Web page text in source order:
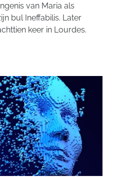
van Maria als
bul Ineffabilis. Later
keer in Lourdes.